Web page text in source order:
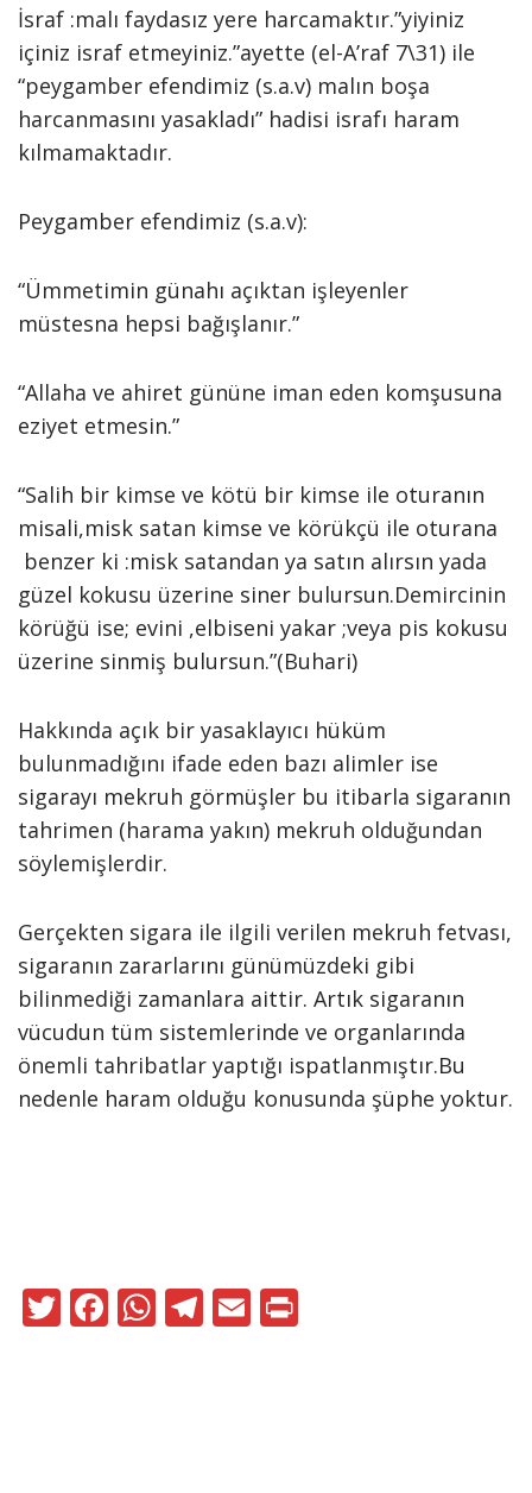
İsraf :malı faydasız yere harcamaktır.”yiyiniz
içiniz israf etmeyiniz.”ayette (el-A’raf 7\31) ile
“peygamber efendimiz (s.a.v) malın boşa
harcanmasını yasakladı” hadisi israfı haram
kılmamaktadır.
Peygamber efendimiz (s.a.v):
“Ümmetimin günahı açıktan işleyenler
müstesna hepsi bağışlanır.”
“Allaha ve ahiret gününe iman eden komşusuna
eziyet etmesin.”
“Salih bir kimse ve kötü bir kimse ile oturanın
misali,misk satan kimse ve körükçü ile oturana
benzer ki :misk satandan ya satın alırsın yada
güzel kokusu üzerine siner bulursun.Demircinin
körüğü ise; evini ,elbiseni yakar ;veya pis kokusu
üzerine sinmiş bulursun.”(Buhari)
Hakkında açık bir yasaklayıcı hüküm
bulunmadığını ifade eden bazı alimler ise
sigarayı mekruh görmüşler bu itibarla sigaranın
tahrimen (harama yakın) mekruh olduğundan
söylemişlerdir.
Gerçekten sigara ile ilgili verilen mekruh fetvası,
sigaranın zararlarını günümüzdeki gibi
bilinmediği zamanlara aittir. Artık sigaranın
vücudun tüm sistemlerinde ve organlarında
önemli tahribatlar yaptığı ispatlanmıştır.Bu
nedenle haram olduğu konusunda şüphe yoktur.
T F W T E